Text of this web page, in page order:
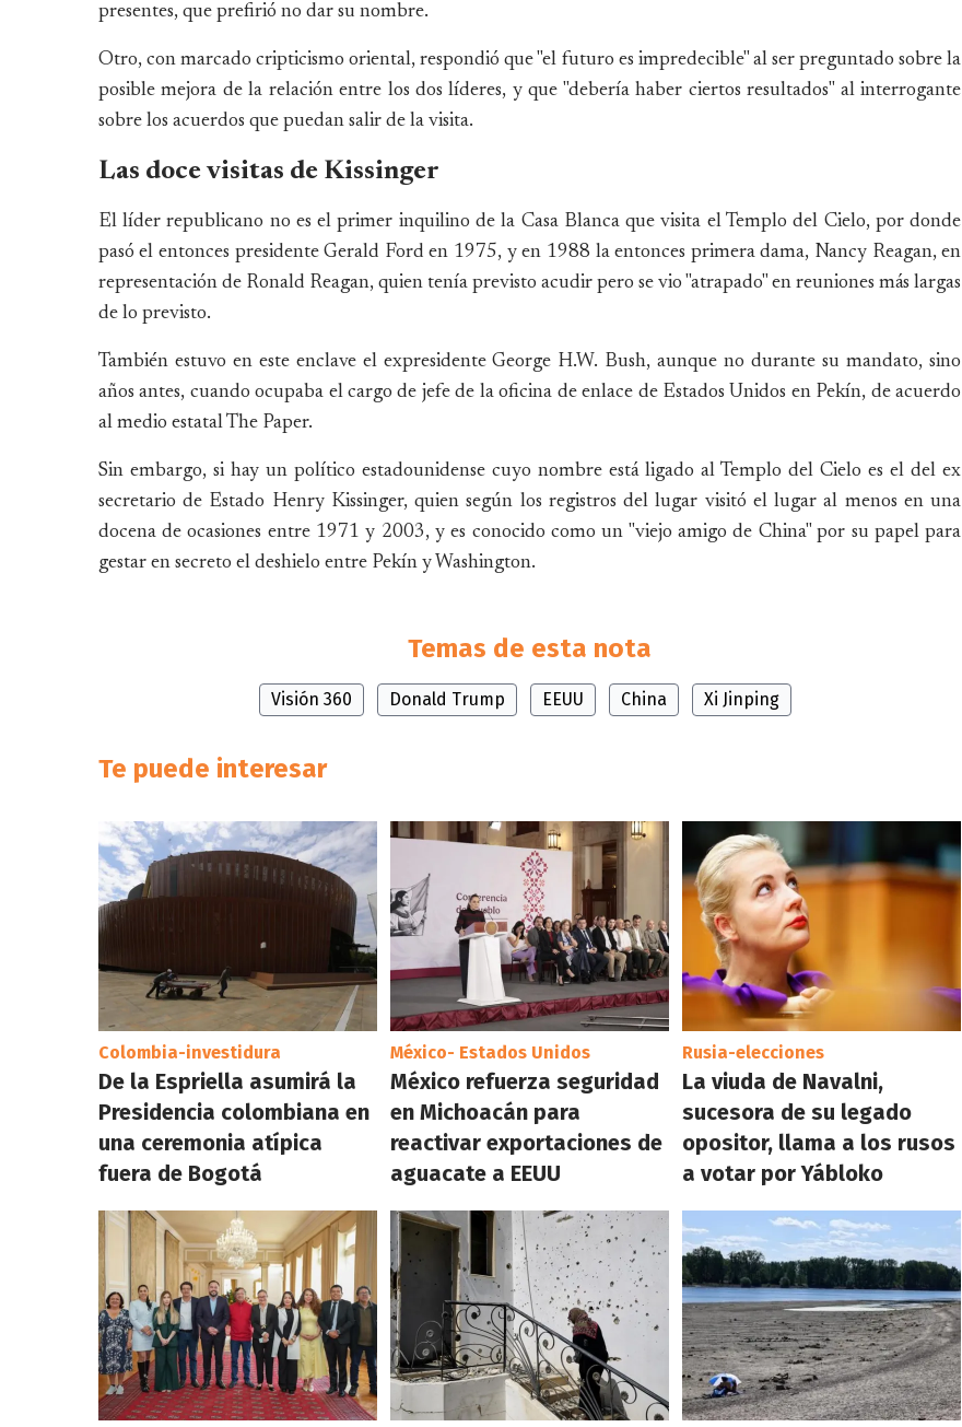
presentes, que prefirió no dar su nombre.
Otro, con marcado cripticismo oriental, respondió que "el futuro es impredecible" al ser preguntado sobre la
posible mejora de la relación entre los dos líderes, y que "debería haber ciertos resultados" al interrogante
sobre los acuerdos que puedan salir de la visita.
Las doce visitas de Kissinger
El líder republicano no es el primer inquilino de la Casa Blanca que visita el Templo del Cielo, por donde
pasó el entonces presidente Gerald Ford en 1975, y en 1988 la entonces primera dama, Nancy Reagan, en
representación de Ronald Reagan, quien tenía previsto acudir pero se vio "atrapado" en reuniones más largas
de lo previsto.
También estuvo en este enclave el expresidente George H.W. Bush, aunque no durante su mandato, sino
años antes, cuando ocupaba el cargo de jefe de la oficina de enlace de Estados Unidos en Pekín, de acuerdo
al medio estatal The Paper.
Sin embargo, si hay un político estadounidense cuyo nombre está ligado al Templo del Cielo es el del ex
secretario de Estado Henry Kissinger, quien según los registros del lugar visitó el lugar al menos en una
docena de ocasiones entre 1971 y 2003, y es conocido como un "viejo amigo de China" por su papel para
gestar en secreto el deshielo entre Pekín y Washington.
Temas de esta nota
Visión 360 Donald Trump EEUU China Xi Jinping
Te puede interesar
Colombia-investidura
De la Espriella asumirá la
Presidencia colombiana en
una ceremonia atípica
fuera de Bogotá
México- Estados Unidos
México refuerza seguridad
en Michoacán para
reactivar exportaciones de
aguacate a EEUU
Rusia-elecciones
La viuda de Navalni,
sucesora de su legado
opositor, llama a los rusos
a votar por Yábloko